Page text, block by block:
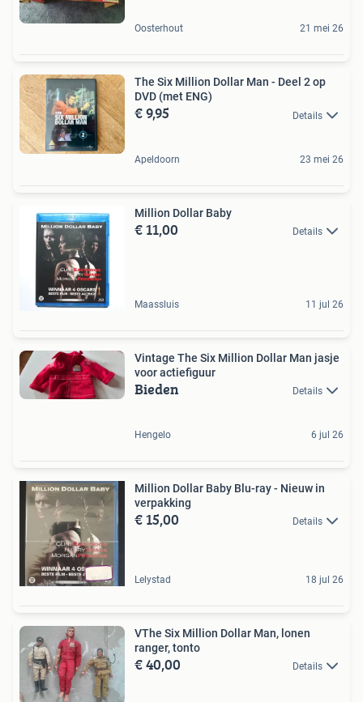
Oosterhout 21 mei 26
The Six Million Dollar Man - Deel 2 op
DVD (met ENG)
€ 9,95 Details
Apeldoorn 23 mei 26
Million Dollar Baby
€ 11,00 Details
Maassluis 11 jul 26
Vintage The Six Million Dollar Man jasje
voor actiefiguur
Bieden Details
Hengelo 6 jul 26
Million Dollar Baby Blu-ray - Nieuw in
verpakking
€ 15,00 Details
Lelystad 18 jul 26
VThe Six Million Dollar Man, lonen
ranger, tonto
€ 40,00 Details